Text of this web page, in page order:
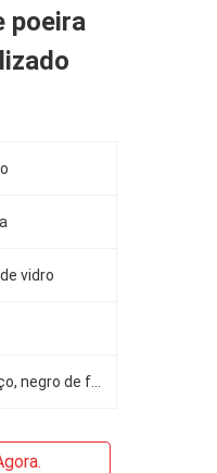
poeira
vidro